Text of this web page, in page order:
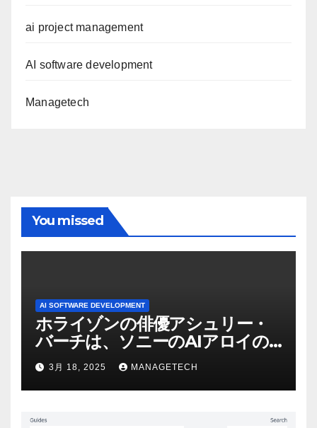
ai project management
AI software development
Managetech
You missed
AI SOFTWARE DEVELOPMENT
ホライゾンの俳優アシュリー・
バーチは、ソニーのAIアロイの
ビデオを見て「ゲームパフォー
マンスという芸術形式に不安を
感じた」と語る – IGN
3月 18, 2025 MANAGETECH